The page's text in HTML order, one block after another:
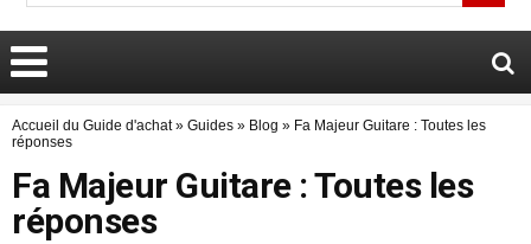
Accueil du Guide d'achat» Guides » Blog » Fa Majeur Guitare : Toutes les
réponses
Fa Majeur Guitare : Toutes les
réponses